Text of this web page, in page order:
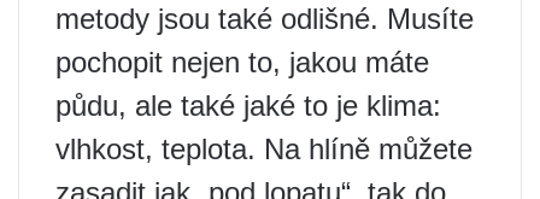
metody jsou také odlišné. Musíte
pochopit nejen to, jakou máte
půdu, ale také jaké to je klima:
vlhkost, teplota. Na hlíně můžete
zasadit jak „pod lopatu“, tak do